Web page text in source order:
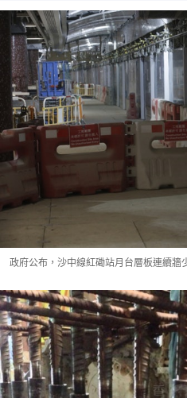
政府公布，沙中線紅磡站月台層板連續牆